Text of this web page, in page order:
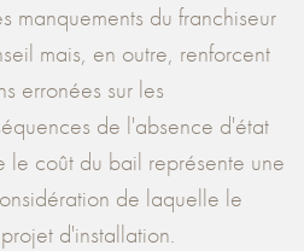
manquements du franchiseur
mais, en outre, renforcent
erronées sur les
de l'absence d'état
le coût du bail représente une
de laquelle le
d'installation.